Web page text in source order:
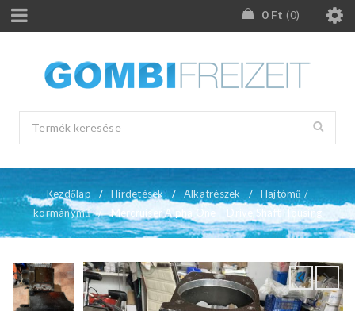
0 Ft 0
Kezdőlap / Hirdetések / Alkatrészek /
Hajtómű /
kormánymű
/ Mercruiser Alpha One – Drive Shaft Housing